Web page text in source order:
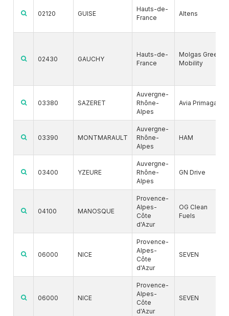
02120 GUISE
Hauts-de-
France
Altens
02430 GAUCHY
Hauts-de-
France
Molgas Green
Mobility
03380 SAZERET
Auvergne-
Rhône-
Alpes
Avia Primagaz
03390 MONTMARAULT
Auvergne-
Rhône-
Alpes
HAM
03400 YZEURE
Auvergne-
Rhône-
Alpes
GN Drive
04100 MANOSQUE
Provence-
Alpes-
Côte
d'Azur
OG Clean
Fuels
06000 NICE
Provence-
Alpes-
Côte
d'Azur
SEVEN
06000 NICE
Provence-
Alpes-
Côte
d'Azur
SEVEN